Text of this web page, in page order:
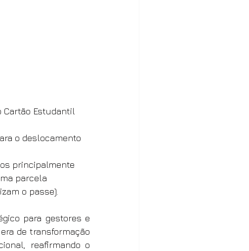
Cartão Estudantil
o deslocamento
principalmente
parcela
o passe).
para gestores e
de transformação
reafirmando o